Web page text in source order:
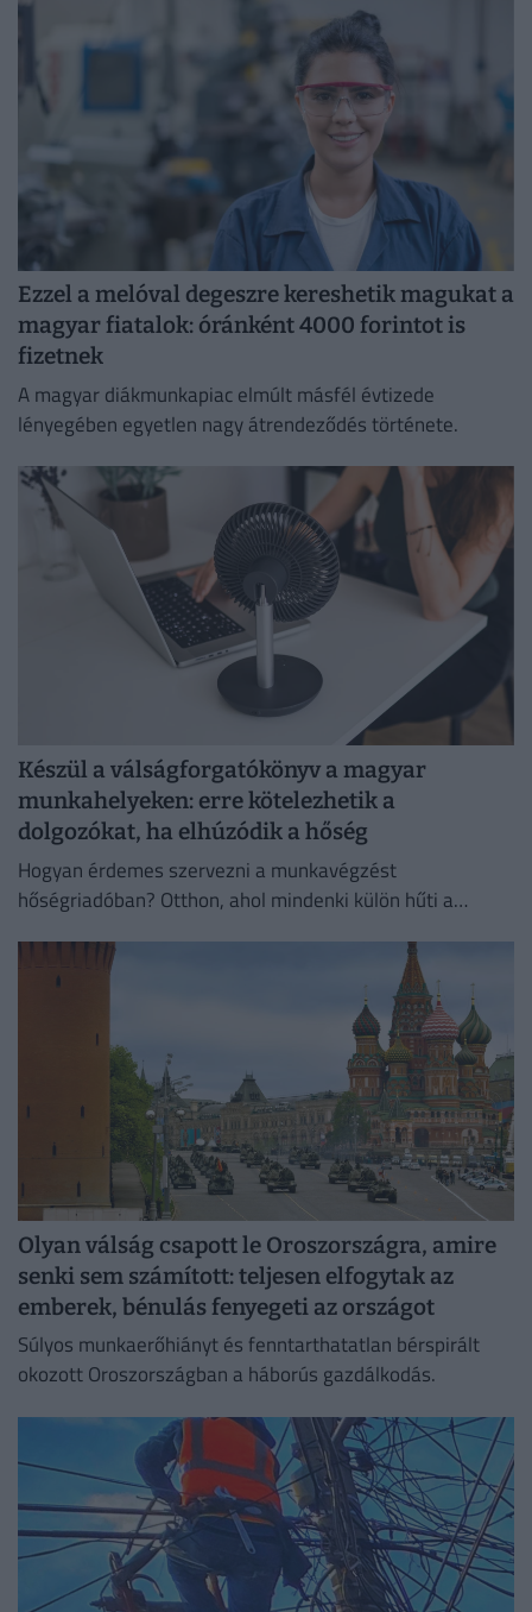
Ezzel a melóval degeszre kereshetik magukat a
magyar fiatalok: óránként 4000 forintot is
fizetnek
A magyar diákmunkapiac elmúlt másfél évtizede
lényegében egyetlen nagy átrendeződés története.
Készül a válságforgatókönyv a magyar
munkahelyeken: erre kötelezhetik a
dolgozókat, ha elhúzódik a hőség
Hogyan érdemes szervezni a munkavégzést
hőségriadóban? Otthon, ahol mindenki külön hűti a
irodaházban, ahol a hűtés központilag működik.
Olyan válság csapott le Oroszországra, amire
senki sem számított: teljesen elfogytak az
emberek, bénulás fenyegeti az országot
Súlyos munkaerőhiányt és fenntarthatatlan bérspirált
okozott Oroszországban a háborús gazdálkodás.